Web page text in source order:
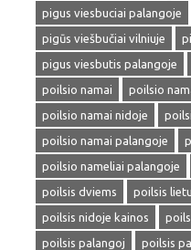
pigus viesbuciai palangoje
pigūs viešbučiai vilniuje
pigus viesbutis palangoje
poilsio namai
poilsio
poilsio namai nidoje
poilsio namai palangoje
poilsio nameliai palangoje
poilsis dviems
poilsis
poilsis nidoje kainos
poilsis palangoj
poilsis